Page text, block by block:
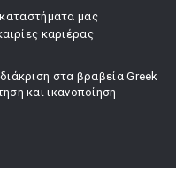
μας
καριέρας
στα βραβεία Greek
και ικανοποίηση